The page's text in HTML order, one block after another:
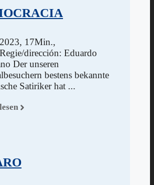
17Min.,
dirección: Eduardo
Der unseren
bestens bekannte
Satiriker hat ...